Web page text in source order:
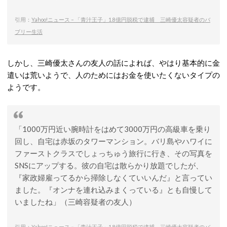
引用： Yahoo!ニュース – 「青汁王子」1.8億円脱税で逮捕 三崎優太容疑者のバ
ブリー生活
しかし、三崎優太さんの友人の話によれば、やはり基本的に金
遣いは荒いようで、人のためにはお金を使いたくないタイプの
ようです。
「1000万円近い腕時計をはめて3000万円の高級車を乗り
回し、自宅は赤坂のタワーマンション。バリ島やハワイに
ファーストクラスでしょっちゅう旅行に行き、その写真を
SNSにアップする。彼の自宅は散らかり放題でしたが、
『家政婦雇ってるから掃除しなくていいんだ』と言ってい
ました。『オンナを連れ込みまくっている』とも自慢して
いましたね」（三崎容疑者の友人）